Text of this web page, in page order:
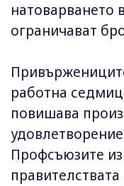
натоварването
ограничават
работна
повишава
Профсъюзите